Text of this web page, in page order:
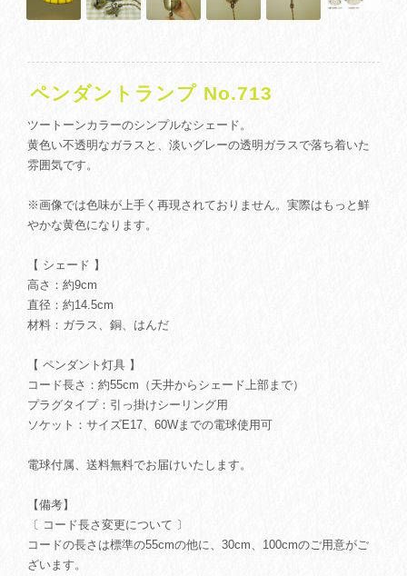
ペンダントランプ No.713
ツートーンカラーのシンプルなシェード。
黄色い不透明なガラスと、淡いグレーの透明ガラスで落ち着いた
雰囲気です。
※画像では色味が上手く再現されておりません。実際はもっと鮮
やかな黄色になります。
【 シェード 】
高さ：約9cm
直径：約14.5cm
材料：ガラス、銅、はんだ
【 ペンダント灯具 】
コード長さ：約55cm（天井からシェード上部まで）
プラグタイプ：引っ掛けシーリング用
ソケット：サイズE17、60Wまでの電球使用可
電球付属、送料無料でお届けいたします。
【備考】
〔 コード長さ変更について 〕
コードの長さは標準の55cmの他に、30cm、100cmのご用意がご
ざいます。